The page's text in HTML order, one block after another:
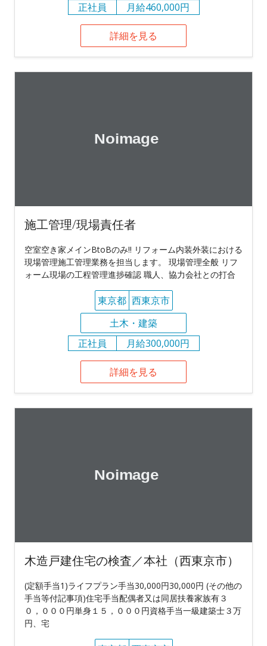
正社員
月給460,000円
詳細を見る
施工管理/現場責任者
空室空き家メインBtoBのみ!! リフォーム内装外装における
現場管理施工管理業務を担当します。 現場管理全般 リフ
ォーム現場の工程管理進捗確認 職人、協力会社との打合
東京都 西東京市
土木・建築
正社員
月給300,000円
詳細を見る
木造戸建住宅の検査／本社（西東京市）
(定額手当1)ライフプラン手当30,000円30,000円 (その他の
手当等付記事項)住宅手当配偶者又は同居扶養家族有３
０，０００円単身１５，０００円資格手当一級建築士３万
円、宅